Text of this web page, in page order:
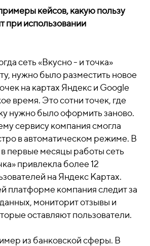
кейсов, какую пользу
при использовании
сеть «Вкусно - и точка»
нужно было разместить новое
на картах Яндекс и Google
время. Это сотни точек, где
нужно было оформить заново.
сервису компания смогла
в автоматическом режиме. В
в первые месяцы работы сеть
привлекла более 12
на Яндекс Картах.
платформе компания следит за
мониторит отзывы и
оставляют пользователи.
из банковской сферы. В